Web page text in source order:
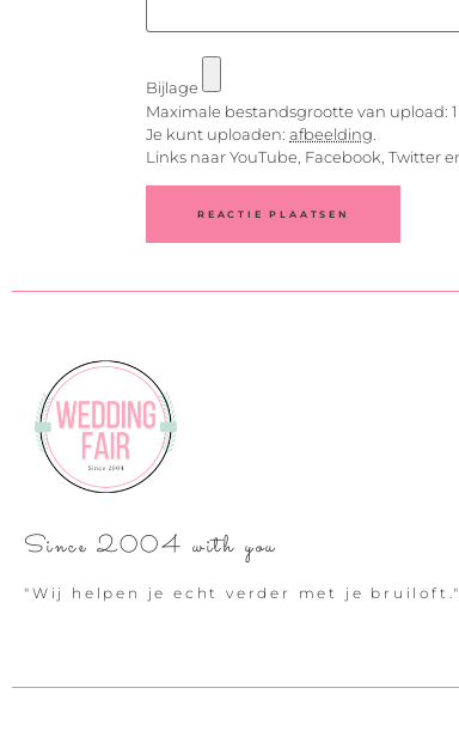
Bijlage
Maximale bestandsgrootte van upload: 1
Je kunt uploaden: afbeelding
Links naar YouTube, Facebook, Twitter
Since 2004 with you
"Wij helpen je echt verder met je bruiloft."